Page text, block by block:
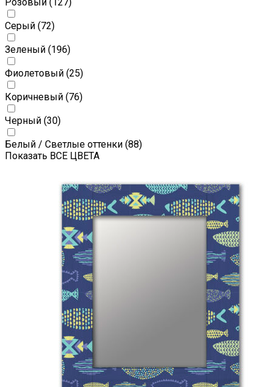
Розовый (127)
Серый (72)
Зеленый (196)
Фиолетовый (25)
Коричневый (76)
Черный (30)
Белый / Светлые оттенки (88)
Показать ВСЕ ЦВЕТА